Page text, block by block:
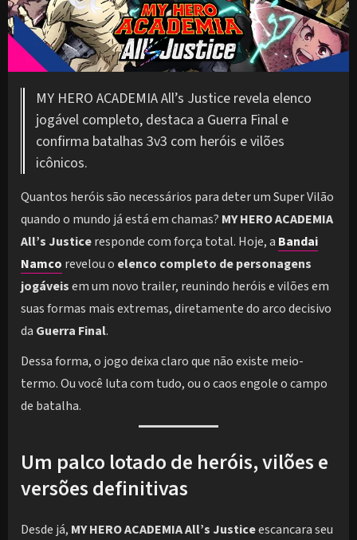
MY HERO ACADEMIA All’s Justice revela elenco
jogável completo, destaca a Guerra Final e
confirma batalhas 3v3 com heróis e vilões
icônicos.
Quantos heróis são necessários para deter um Super Vilão
quando o mundo já está em chamas? MY HERO ACADEMIA
All’s Justiceresponde com força total. Hoje, a Bandai
Namco revelou o elenco completo de personagens
jogáveisem um novo trailer, reunindo heróis e vilões em
suas formas mais extremas, diretamente do arco decisivo
da Guerra Final.
Dessa forma, o jogo deixa claro que não existe meio-
termo. Ou você luta com tudo, ou o caos engole o campo
de batalha.
Um palco lotado de heróis, vilões e
versões definitivas
Desde já, MY HERO ACADEMIA All’s Justiceescancara seu